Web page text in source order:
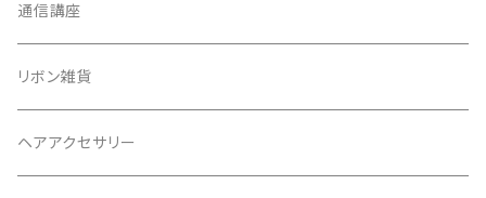
通信講座
リボン雑貨
ヘアアクセサリー